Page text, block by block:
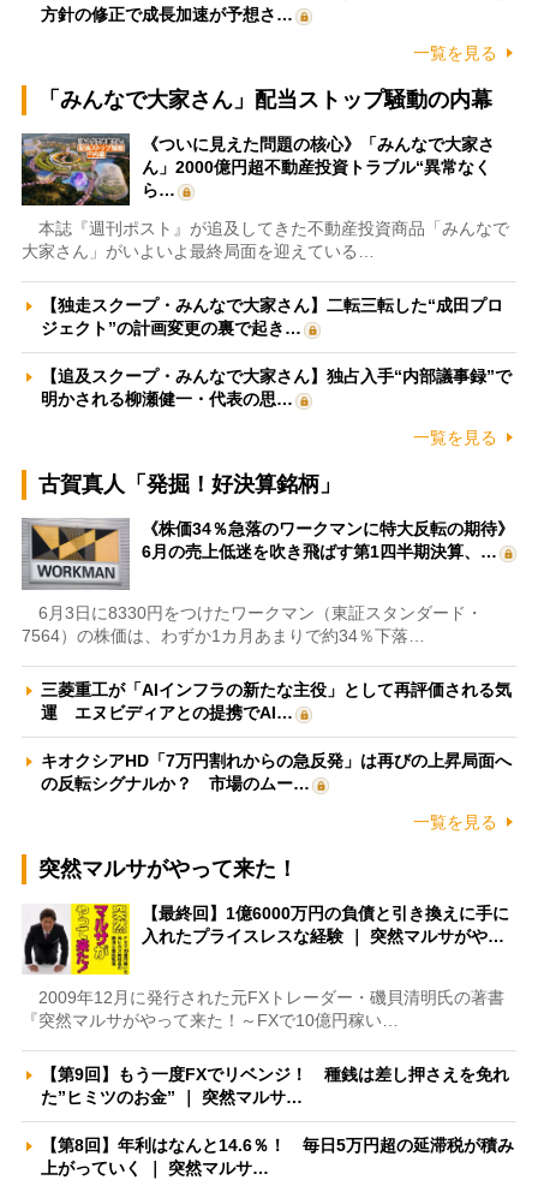
方針の修正で成長加速が予想さ…
一覧を見る
「みんなで大家さん」配当ストップ騒動の内幕
《ついに見えた問題の核心》「みんなで大家さ
ん」2000億円超不動産投資トラブル“異常なく
ら…
本誌『週刊ポスト』が追及してきた不動産投資商品「みんなで
大家さん」がいよいよ最終局面を迎えている…
【独走スクープ・みんなで大家さん】二転三転した“成田プロ
ジェクト”の計画変更の裏で起き…
【追及スクープ・みんなで大家さん】独占入手“内部議事録”で
明かされる柳瀬健一・代表の思…
一覧を見る
古賀真人「発掘！好決算銘柄」
《株価34％急落のワークマンに特大反転の期待》
6月の売上低迷を吹き飛ばす第1四半期決算、…
6月3日に8330円をつけたワークマン（東証スタンダード・
7564）の株価は、わずか1カ月あまりで約34％下落…
三菱重工が「AIインフラの新たな主役」として再評価される気
運 エヌビディアとの提携でAI…
キオクシアHD「7万円割れからの急反発」は再びの上昇局面へ
の反転シグナルか？ 市場のムー…
一覧を見る
突然マルサがやって来た！
【最終回】1億6000万円の負債と引き換えに手に
入れたプライスレスな経験 ｜ 突然マルサがや…
2009年12月に発行された元FXトレーダー・磯貝清明氏の著書
『突然マルサがやって来た！～FXで10億円稼い…
【第9回】もう一度FXでリベンジ！ 種銭は差し押さえを免れ
た”ヒミツのお金” ｜ 突然マルサ…
【第8回】年利はなんと14.6％！ 毎日5万円超の延滞税が積み
上がっていく ｜ 突然マルサ…